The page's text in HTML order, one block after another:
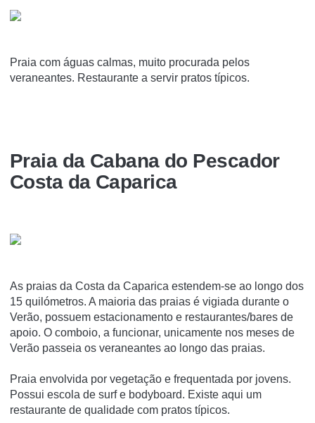
Praia com águas calmas, muito procurada pelos
veraneantes. Restaurante a servir pratos típicos.
Praia da Cabana do Pescador
Costa da Caparica
As praias da Costa da Caparica estendem-se ao longo dos
15 quilómetros. A maioria das praias é vigiada durante o
Verão, possuem estacionamento e restaurantes/bares de
apoio. O comboio, a funcionar, unicamente nos meses de
Verão passeia os veraneantes ao longo das praias.
Praia envolvida por vegetação e frequentada por jovens.
Possui escola de surf e bodyboard. Existe aqui um
restaurante de qualidade com pratos típicos.